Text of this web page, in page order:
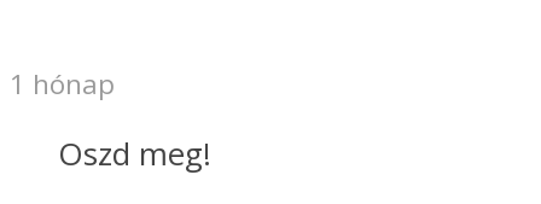
1 hónap
Oszd meg!